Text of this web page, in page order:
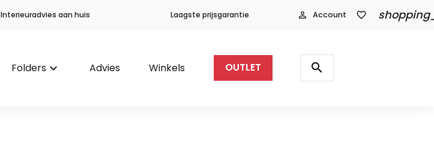
Interieuradvies aan huis Laagste prijsgarantie person_outline Account favorite_border
Folders keyboard_arrow_down Advies Winkels OUTLET
Producten
zoeken
search